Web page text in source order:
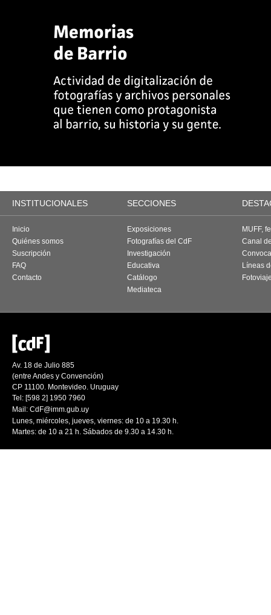
INSTITUCIONALES SECCIONES
Inicio
Quiénes somos
Suscripción
FAQ
Contacto
Exposiciones
Fotografías del CdF
Investigación
Educativa
Catálogo
Mediateca
MUFF,
Canal
Líneas
Av. 18 de Julio 885
(entre Andes y Convención)
CP 11100. Montevideo. Uruguay
Tel: [598 2] 1950 7960
Mail: CdF@imm.gub.uy
Lunes, miércoles, jueves, viernes: de 10 a 19.30 h.
Martes: de 10 a 21 h. Sábados de 9.30 a 14.30 h.